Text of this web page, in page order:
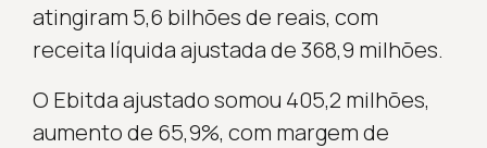
atingiram 5,6 bilhões de reais, com
receita líquida ajustada de 368,9 milhões.
O Ebitda ajustado somou 405,2 milhões,
aumento de 65,9%, com margem de